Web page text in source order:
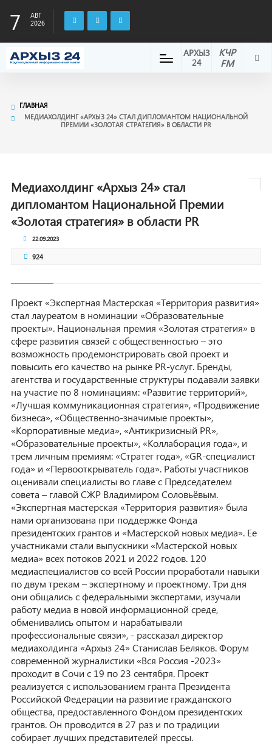
7
АВГ
2026
КЧР
FM
АРХЫЗ
24
ГЛАВНАЯ
МЕДИАХОЛДИНГ «АРХЫЗ 24» СТАЛ ДИПЛОМАНТОМ НАЦИОНАЛЬНОЙ
ПРЕМИИ «ЗОЛОТАЯ СТРАТЕГИЯ» В ОБЛАСТИ PR
Медиахолдинг «Архыз 24» стал
дипломантом Национальной Премии
«Золотая стратегия» в области PR
22.09.2023
924
Проект «Экспертная Мастерская «Территория развития»
стал лауреатом в номинации «Образовательные
проекты». Национальная премия «Золотая стратегия» в
сфере развития связей с общественностью – это
возможность продемонстрировать свой проект и
повысить его качество на рынке PR-услуг. Бренды,
агентства и государственные структуры подавали заявки
на участие по 8 номинациям: «Развитие территорий»,
«Лучшая коммуникационная стратегия», «Продвижение
бизнеса», «Общественно-значимые проекты»,
«Корпоративные медиа», «Антикризисный PR»,
«Образовательные проекты», «Коллаборация года», и
трем личным премиям: «Стратег года», «GR-специалист
года» и «Первооткрыватель года». Работы участников
оценивали специалисты во главе с Председателем
совета – главой СЖР Владимиром Соловьёвым.
«Экспертная мастерская «Территория развития» была
нами организована при поддержке Фонда
президентских грантов и «Мастерской новых медиа». Ее
участниками стали выпускники «Мастерской новых
медиа» всех потоков 2021 и 2022 годов. 120
медиаспециалистов со всей России проработали навыки
по двум трекам – экспертному и проектному. Три дня
они общались с федеральными экспертами, изучали
работу медиа в новой информационной среде,
обменивались опытом и нарабатывали
профессиональные связи», - рассказал директор
медиахолдинга «Архыз 24» Станислав Беляков. Форум
современной журналистики «Вся Россия -2023»
проходит в Сочи с 19 по 23 сентября. Проект
реализуется с использованием гранта Президента
Российской Федерации на развитие гражданского
общества, предоставленного Фондом президентских
грантов. Он проводится в 27 раз и по традиции
собирает лучших представителей прессы.